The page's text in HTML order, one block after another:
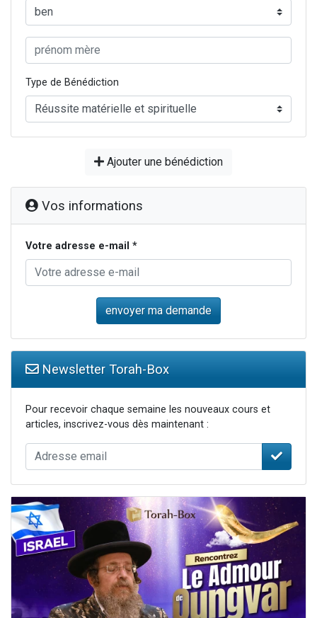
Type de Bénédiction
Ajouter une bénédiction
Vos informations
Votre adresse e-mail *
Newsletter Torah-Box
Pour recevoir chaque semaine les nouveaux cours et
articles, inscrivez-vous dès maintenant :